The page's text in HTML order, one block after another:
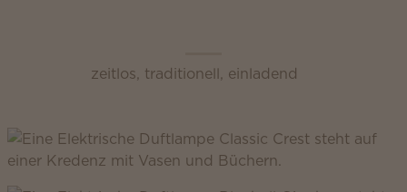
zeitlos, traditionell, einladend